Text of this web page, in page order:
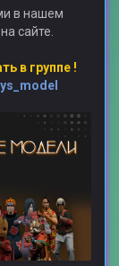
в нашем
сайте.
в группе !